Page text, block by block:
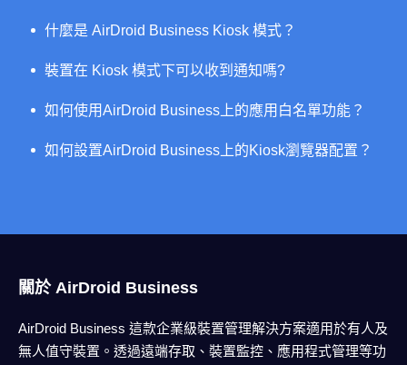
什麼是 AirDroid Business Kiosk 模式？
裝置在 Kiosk 模式下可以收到通知嗎?
如何使用AirDroid Business上的應用白名單功能？
如何設置AirDroid Business上的Kiosk瀏覽器配置？
關於 AirDroid Business
AirDroid Business 這款企業級裝置管理解決方案適用於有人及
無人值守裝置。透過遠端存取、裝置監控、應用程式管理等功